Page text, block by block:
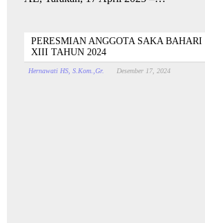
PERESMIAN ANGGOTA SAKA
XIII TAHUN 2024
Hernawati HS, S.Kom.,Gr. Desember 17, 2024